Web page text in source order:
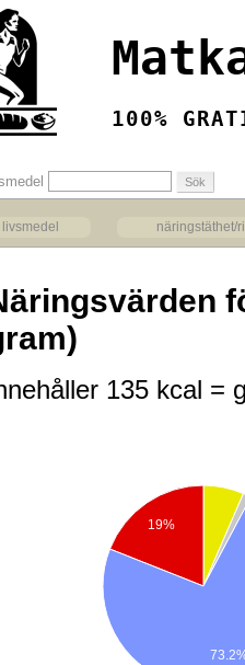
100%
näringstäthet/
135 kcal =
19%